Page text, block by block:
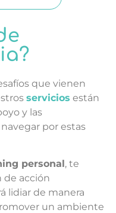
que vienen
servicios están
y las
por estas
personal, te
de acción
lidiar de manera
un ambiente